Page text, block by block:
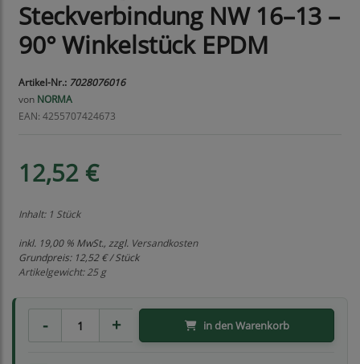
Steckverbindung NW 16–13 –
90° Winkelstück EPDM
Artikel-Nr.: 7028076016
von NORMA
EAN: 4255707424673
12,52 €
Inhalt: 1 Stück
inkl. 19,00 % MwSt., zzgl. Versandkosten
Grundpreis: 12,52 € / Stück
Artikelgewicht: 25 g
in den Warenkorb